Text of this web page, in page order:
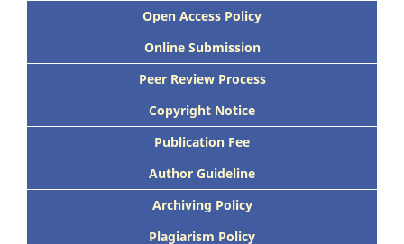
Open Access Policy
Online Submission
Peer Review Process
Copyright Notice
Publication Fee
Author Guideline
Archiving Policy
Plagiarism Policy